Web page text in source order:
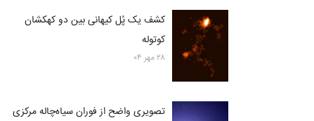
کشف یک پُل کیهانی بین دو کهکشان
کوتوله
۲۸ مهر ۰۴
تصویری واضح از فوران سیاه‌چاله مرکزی